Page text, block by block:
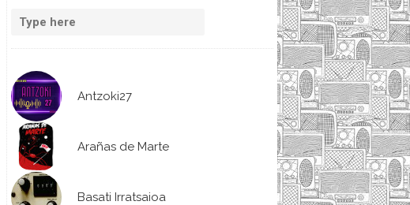
Antzoki27
Arañas de Marte
Basati Irratsaioa